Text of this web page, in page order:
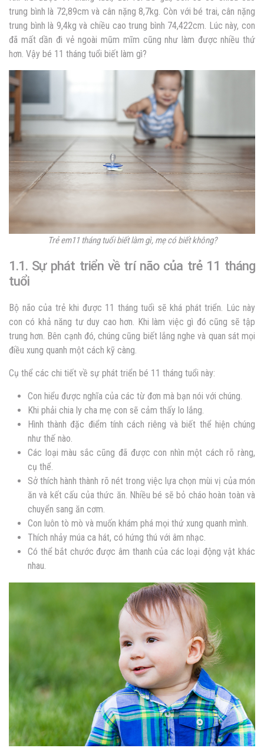
trung bình là 72,89cm và cân nặng 8,7kg. Còn với bé trai, cân nặng
trung bình là 9,4kg và chiều cao trung bình 74,422cm. Lúc này, con
đã mất dần đi vẻ ngoài mũm mĩm cũng như làm được nhiều thứ
hơn. Vậy bé 11 tháng tuổi biết làm gì?
Trẻ em11 tháng tuổi biết làm gì, mẹ có biết không?
1.1. Sự phát triển về trí não của trẻ 11 tháng
tuổi
Bộ não của trẻ khi được 11 tháng tuổi sẽ khá phát triển. Lúc này
con có khả năng tư duy cao hơn. Khi làm việc gì đó cũng sẽ tập
trung hơn. Bên cạnh đó, chúng cũng biết lắng nghe và quan sát mọi
điều xung quanh một cách kỹ càng.
Cụ thể các chi tiết về sự phát triển bé 11 tháng tuổi này:
Con hiểu được nghĩa của các từ đơn mà bạn nói với chúng.
Khi phải chia ly cha mẹ con sẽ cảm thấy lo lắng.
Hình thành đặc điểm tính cách riêng và biết thể hiện chúng
như thế nào.
Các loại màu sắc cũng đã được con nhìn một cách rõ ràng,
cụ thể.
Sở thích hành thành rõ nét trong việc lựa chọn mùi vị của món
ăn và kết cấu của thức ăn. Nhiều bé sẽ bỏ cháo hoàn toàn và
chuyển sang ăn cơm.
Con luôn tò mò và muốn khám phá mọi thứ xung quanh mình.
Thích nhảy múa ca hát, có hứng thú với âm nhạc.
Có thể bắt chước được âm thanh của các loại động vật khác
nhau.